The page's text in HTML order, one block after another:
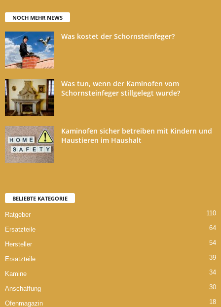
NOCH MEHR NEWS
Was kostet der Schornsteinfeger?
Was tun, wenn der Kaminofen vom
Schornsteinfeger stillgelegt wurde?
Kaminofen sicher betreiben mit Kindern und
Haustieren im Haushalt
BELIEBTE KATEGORIE
Ratgeber 110
Ersatzteile 64
Hersteller 54
Ersatzteile 39
Kamine 34
Anschaffung 30
Ofenmagazin 18